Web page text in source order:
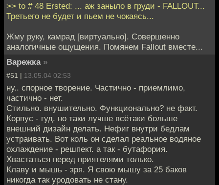
>> to # 48 Ersted: ... аж заныло в груди - FALLOUT...
Третьего не будет и пьем не чокаясь...
Жму руку, камрад [виртуально]. Совершенно
аналогичные ощущения. Помянем Fallout вместе...
Варежка »
#51 | 13.05.04 02:53
ну.. спорное творение. Частично - приемлимо,
частично - нет.
Стильно. внушительно. Функционально? не факт.
Корпус - гуд. но таки лучше всётаки больше
внешний дизайн делать. Нефиг внутри бедлам
устраивать. Вот коль он сделал реальное водяное
охлаждение - решпект. а так - бутафория.
Хвастаться перед приятелями только.
Клаву и мышь - зря. Я свою мышу за 25 баков
никогда так уродовать не стану.